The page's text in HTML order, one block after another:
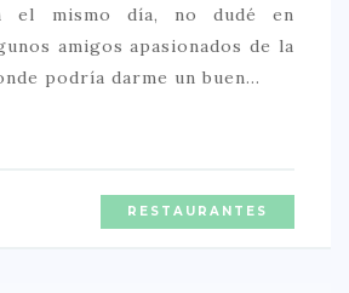
el mismo día, no dudé en
amigos apasionados de la
podría darme un buen…
RESTAURANTES